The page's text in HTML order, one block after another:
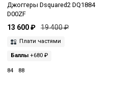
Джоггеры Dsquared2 DQ1884
D00ZF
13 600 ₽ 19 400 ₽
Плати частями
Баллы +680 ₽
84 88